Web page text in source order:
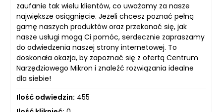
zaufanie tak wielu klientów, co uważamy za nasze
największe osiągnięcie. Jeżeli chcesz poznać pełną
gamę naszych produktów oraz przekonać się, jak
nasze usługi mogą Ci pomóc, serdecznie zapraszamy
do odwiedzenia naszej strony internetowej. To
doskonała okazja, by zapoznać się z ofertą Centrum
Narzędziowego Mikron i znaleźć rozwiązania idealne
dla siebie!
Ilość odwiedzin: 455